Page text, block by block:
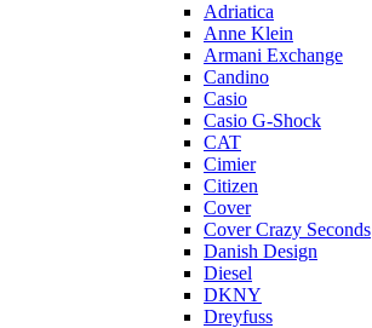
Adriatica
Anne Klein
Armani Exchange
Candino
Casio
Casio G-Shock
CAT
Cimier
Citizen
Cover
Cover Crazy Seconds
Danish Design
Diesel
DKNY
Dreyfuss